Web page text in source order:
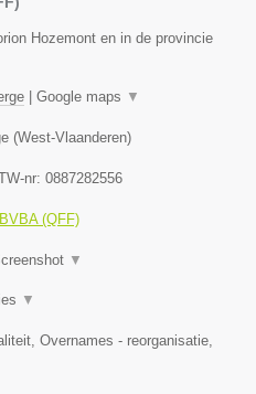
Hozemont en in de provincie
Google maps ▼
(West-Vlaanderen)
nr: 0887282556
(QFF)
▼
▼
Overnames - reorganisatie,